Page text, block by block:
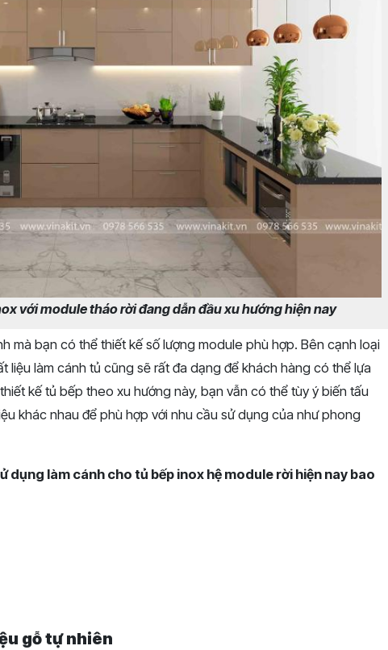
với module tháo rời đang dẫn đầu xu hướng hiện nay
mà bạn có thể thiết kế số lượng module phù hợp. Bên cạnh loại
liệu làm cánh tủ cũng sẽ rất đa dạng để khách hàng có thể lựa
kế tủ bếp theo xu hướng này, bạn vẫn có thể tùy ý biến tấu
khác nhau để phù hợp với nhu cầu sử dụng của như phong
dụng làm cánh cho tủ bếp inox hệ module rời hiện nay bao
gỗ tự nhiên